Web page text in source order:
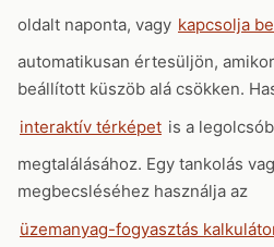
oldalt naponta, vagy kapcsolja
automatikusan értesüljön,
beállított küszöb alá csökken.
interaktív térképet is a
megtalálásához. Egy tankolás
megbecsléséhez használja az
üzemanyag-fogyasztás